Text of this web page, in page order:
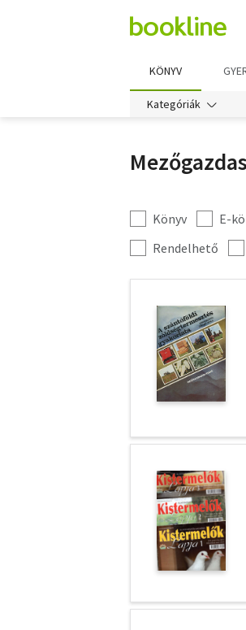
KÖNYV
Kategóriák
Kategória
szűrés
Könyv E-
További
szűrők
Rendelhető